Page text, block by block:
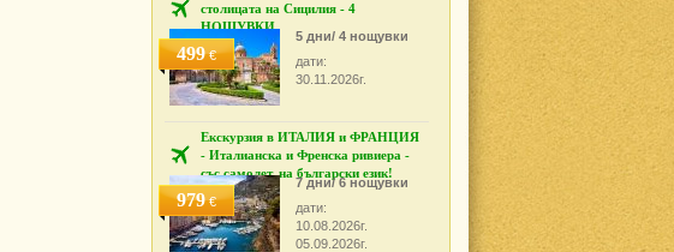
столицата на Сицилия - 4
НОЩУВКИ
499€
5 дни/ 4 нощувки
дати:
30.11.2026г.
Екскурзия в ИТАЛИЯ и ФРАНЦИЯ
- Италианска и Френска ривиера -
със самолет, на български език!
979€
7 дни/ 6 нощувки
дати:
10.08.2026г.
05.09.2026г.